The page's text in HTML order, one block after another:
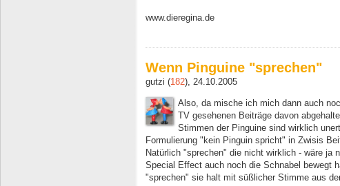
www.dieregina.de
Wenn Pinguine "sprechen"
gutzi (182), 24.10.2005
Also, da mische ich mich dann auch
TV gesehenen Beiträge davon
Stimmen der Pinguine sind wirklich
Formulierung "kein Pinguin spricht" in Zwisis
Natürlich "sprechen" die nicht wirklich - wäre ja
Special Effect auch noch die Schnabel bewegt
"sprechen" sie halt mit süßlicher Stimme aus